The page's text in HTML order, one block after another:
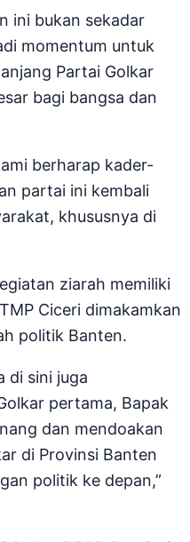
ini bukan sekadar
momentum untuk
Partai Golkar
bagi bangsa dan
berharap kader-
partai ini kembali
khususnya di
ziarah memiliki
Ciceri dimakamkan
politik Banten.
di sini juga
pertama, Bapak
dan mendoakan
di Provinsi Banten
politik ke depan,”